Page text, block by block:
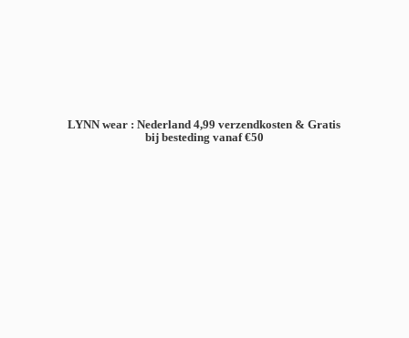
LYNN wear : Nederland 4,99 verzendkosten & Gratis
bij besteding vanaf €50